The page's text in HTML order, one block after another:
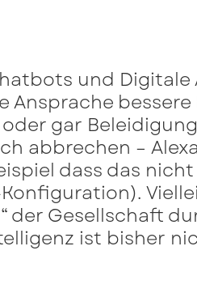
und Digitale
Ansprache
gar
abbrechen –
dass das
der Gesellschaft
ist bisher